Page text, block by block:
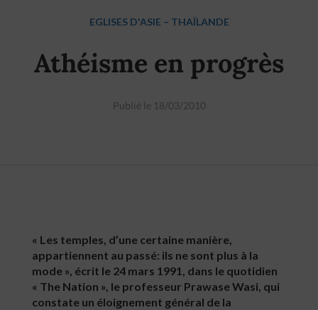
EGLISES D'ASIE – THAÏLANDE
Athéisme en progrès
Publié le 18/03/2010
« Les temples, d’une certaine manière,
appartiennent au passé: ils ne sont plus à la
mode », écrit le 24 mars 1991, dans le quotidien
« The Nation », le professeur Prawase Wasi, qui
constate un éloignement général de la